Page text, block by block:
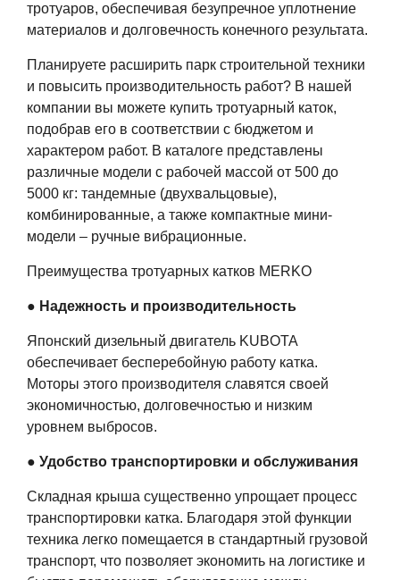
тротуаров, обеспечивая безупречное уплотнение
материалов и долговечность конечного результата.
Планируете расширить парк строительной техники
и повысить производительность работ? В нашей
компании вы можете купить тротуарный каток,
подобрав его в соответствии с бюджетом и
характером работ. В каталоге представлены
различные модели с рабочей массой от 500 до
5000 кг: тандемные (двухвальцовые),
комбинированные, а также компактные мини-
модели – ручные вибрационные.
Преимущества тротуарных катков MERKO
● Надежность и производительность
Японский дизельный двигатель KUBOTA
обеспечивает бесперебойную работу катка.
Моторы этого производителя славятся своей
экономичностью, долговечностью и низким
уровнем выбросов.
● Удобство транспортировки и обслуживания
Складная крыша существенно упрощает процесс
транспортировки катка. Благодаря этой функции
техника легко помещается в стандартный грузовой
транспорт, что позволяет экономить на логистике и